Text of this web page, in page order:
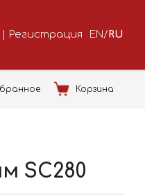
| Регистрация EN /RU
Корзина
SC280